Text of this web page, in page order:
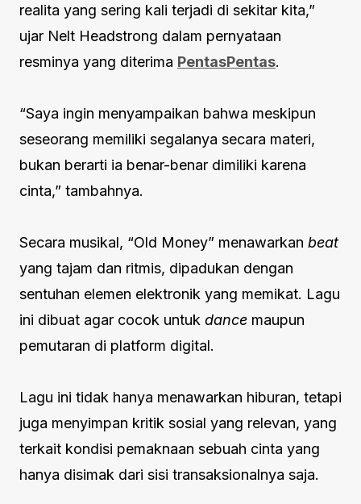
realita yang sering kali terjadi di sekitar kita,”
ujar Nelt Headstrong dalam pernyataan
resminya yang diterima PentasPentas.
“Saya ingin menyampaikan bahwa meskipun
seseorang memiliki segalanya secara materi,
bukan berarti ia benar-benar dimiliki karena
cinta,” tambahnya.
Secara musikal, “Old Money” menawarkan beat
yang tajam dan ritmis, dipadukan dengan
sentuhan elemen elektronik yang memikat. Lagu
ini dibuat agar cocok untuk dance maupun
pemutaran di platform digital.
Lagu ini tidak hanya menawarkan hiburan, tetapi
juga menyimpan kritik sosial yang relevan, yang
terkait kondisi pemaknaan sebuah cinta yang
hanya disimak dari sisi transaksionalnya saja.